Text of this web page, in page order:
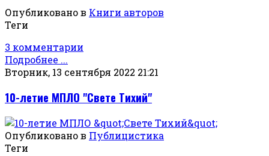
Опубликовано в Книги авторов
Теги
3 комментарии
Подробнее ...
Вторник, 13 сентября 2022 21:21
10-летие МПЛО "Свете Тихий"
Опубликовано в Публицистика
Теги